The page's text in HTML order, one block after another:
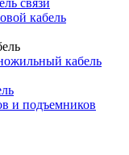
связи
кабель
кабель
и подъемников